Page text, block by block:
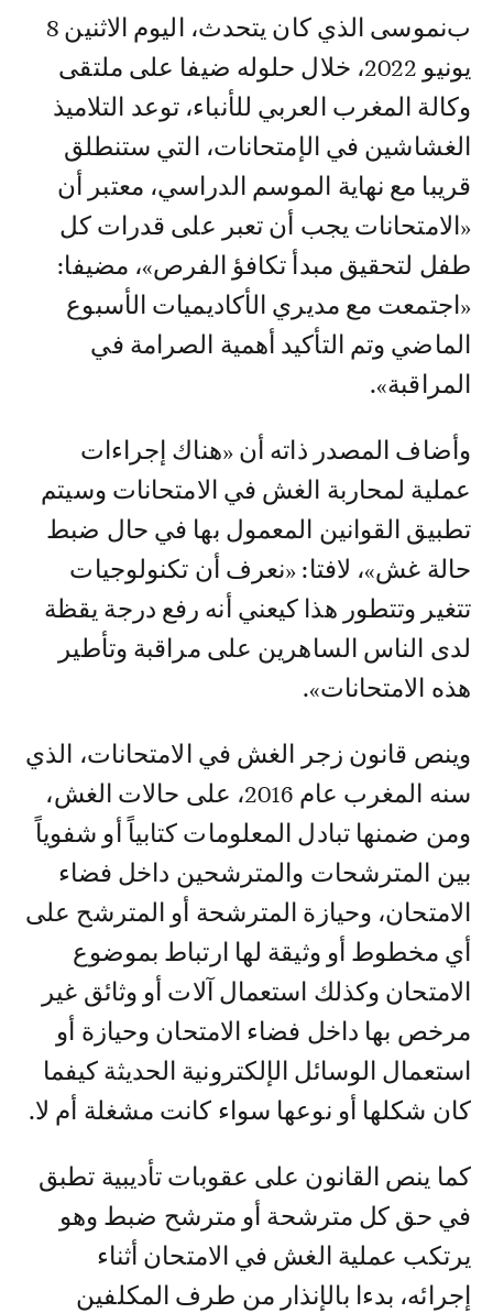
بنموسى الذي كان يتحدث، اليوم الاثنين 8
يونيو 2022، خلال حلوله ضيفا على ملتقى
وكالة المغرب العربي للأنباء، توعد التلاميذ
الغشاشين في الإمتحانات، التي ستنطلق
قريبا مع نهاية الموسم الدراسي، معتبر أن
«الامتحانات يجب أن تعبر على قدرات كل
طفل لتحقيق مبدأ تكافؤ الفرص»، مضيفا:
«اجتمعت مع مديري الأكاديميات الأسبوع
الماضي وتم التأكيد أهمية الصرامة في
المراقبة».
وأضاف المصدر ذاته أن «هناك إجراءات
عملية لمحاربة الغش في الامتحانات وسيتم
تطبيق القوانين المعمول بها في حال ضبط
حالة غش»، لافتا: «نعرف أن تكنولوجيات
تتغير وتتطور هذا كيعني أنه رفع درجة يقظة
لدى الناس الساهرين على مراقبة وتأطير
هذه الامتحانات».
وينص قانون زجر الغش في الامتحانات، الذي
سنه المغرب عام 2016، على حالات الغش،
ومن ضمنها تبادل المعلومات كتابياً أو شفوياً
بين المترشحات والمترشحين داخل فضاء
الامتحان، وحيازة المترشحة أو المترشح على
أي مخطوط أو وثيقة لها ارتباط بموضوع
الامتحان وكذلك استعمال آلات أو وثائق غير
مرخص بها داخل فضاء الامتحان وحيازة أو
استعمال الوسائل الإلكترونية الحديثة كيفما
كان شكلها أو نوعها سواء كانت مشغلة أم لا.
كما ينص القانون على عقوبات تأديبية تطبق
في حق كل مترشحة أو مترشح ضبط وهو
يرتكب عملية الغش في الامتحان أثناء
إجرائه، بدءا بالإنذار من طرف المكلفين